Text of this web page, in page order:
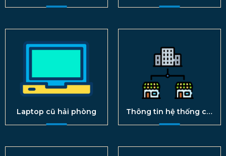
Laptop cũ hải phòng
Thông tin hệ thống chi